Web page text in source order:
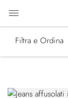
Filtra e Ordina